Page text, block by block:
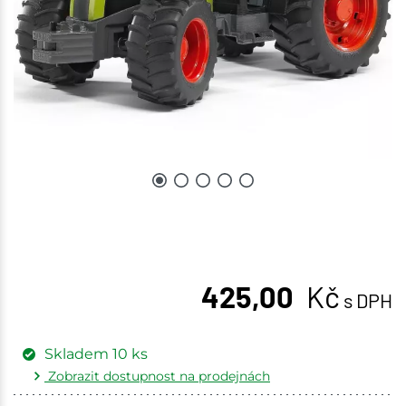
425,00 Kč s DPH
Skladem 10 ks
Zobrazit dostupnost na prodejnách